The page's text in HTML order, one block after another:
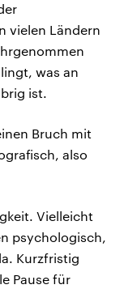
vielen Ländern
was an
ist.
Bruch mit
also
Vielleicht
psychologisch,
Kurzfristig
Pause für